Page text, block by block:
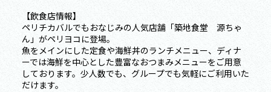
【飲食店情報】
ペリチカバルでもおなじみの人気店舗「築地食堂 源ちゃ
ん」がペリヨコに登場。
魚をメインにした定食や海鮮丼のランチメニュー、ディナ
ーでは海鮮を中心とした豊富なおつまみメニューをご用意
しております。少人数でも、グループでも気軽にご利用いた
だけます。